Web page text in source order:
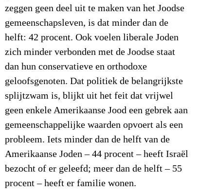
zeggen geen deel uit te maken van het Joodse
gemeenschapsleven, is dat minder dan de
helft: 42 procent. Ook voelen liberale Joden
zich minder verbonden met de Joodse staat
dan hun conservatieve en orthodoxe
geloofsgenoten. Dat politiek de belangrijkste
splijtzwam is, blijkt uit het feit dat vrijwel
geen enkele Amerikaanse Jood een gebrek aan
gemeenschappelijke waarden opvoert als een
probleem. Iets minder dan de helft van de
Amerikaanse Joden – 44 procent – heeft Israël
bezocht of er geleefd; meer dan de helft – 55
procent – heeft er familie wonen.